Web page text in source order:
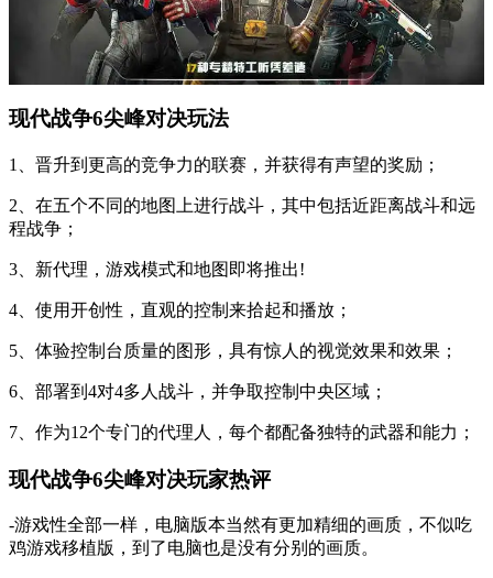
现代战争6尖峰对决玩法
1、晋升到更高的竞争力的联赛，并获得有声望的奖励；
2、在五个不同的地图上进行战斗，其中包括近距离战斗和远
程战争；
3、新代理，游戏模式和地图即将推出!
4、使用开创性，直观的控制来拾起和播放；
5、体验控制台质量的图形，具有惊人的视觉效果和效果；
6、部署到4对4多人战斗，并争取控制中央区域；
7、作为12个专门的代理人，每个都配备独特的武器和能力；
现代战争6尖峰对决玩家热评
-游戏性全部一样，电脑版本当然有更加精细的画质，不似吃
鸡游戏移植版，到了电脑也是没有分别的画质。